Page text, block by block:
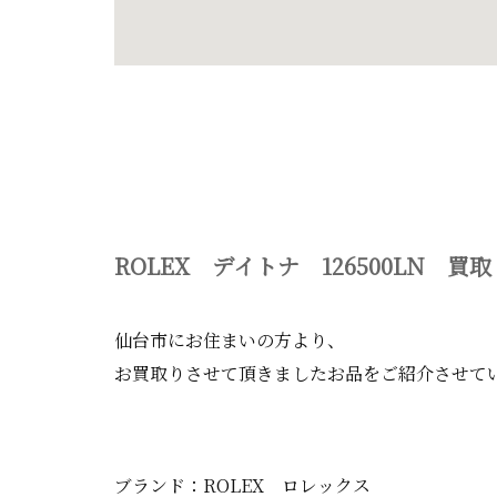
ROLEX デイトナ 126500LN 買取
仙台市にお住まいの方より、
お買取りさせて頂きましたお品をご紹介させて
ブランド：ROLEX ロレックス